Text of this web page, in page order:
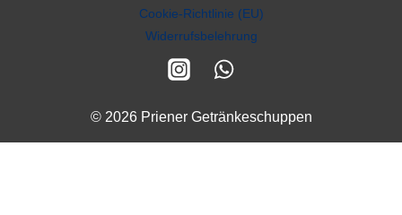
Cookie-Richtlinie (EU)
Widerrufsbelehrung
© 2026 Priener Getränkeschuppen